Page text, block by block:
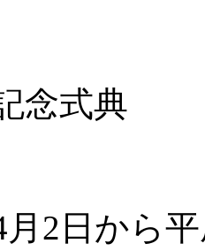
念式典
月2日から